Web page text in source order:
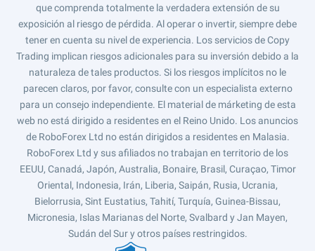
que comprenda totalmente la verdadera extensión de su
exposición al riesgo de pérdida. Al operar o invertir, siempre debe
tener en cuenta su nivel de experiencia. Los servicios de Copy
Trading implican riesgos adicionales para su inversión debido a la
naturaleza de tales productos. Si los riesgos implícitos no le
parecen claros, por favor, consulte con un especialista externo
para un consejo independiente. El material de márketing de esta
web no está dirigido a residentes en el Reino Unido. Los anuncios
de RoboForex Ltd no están dirigidos a residentes en Malasia.
RoboForex Ltd y sus afiliados no trabajan en territorio de los
EEUU, Canadá, Japón, Australia, Bonaire, Brasil, Curaçao, Timor
Oriental, Indonesia, Irán, Liberia, Saipán, Rusia, Ucrania,
Bielorrusia, Sint Eustatius, Tahití, Turquía, Guinea-Bissau,
Micronesia, Islas Marianas del Norte, Svalbard y Jan Mayen,
Sudán del Sur y otros países restringidos.